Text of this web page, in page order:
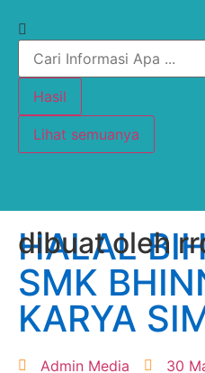
Hasil
Lihat semuanya
HALAL
SMK
KARYA
Admin Media 30
dibuat oleh